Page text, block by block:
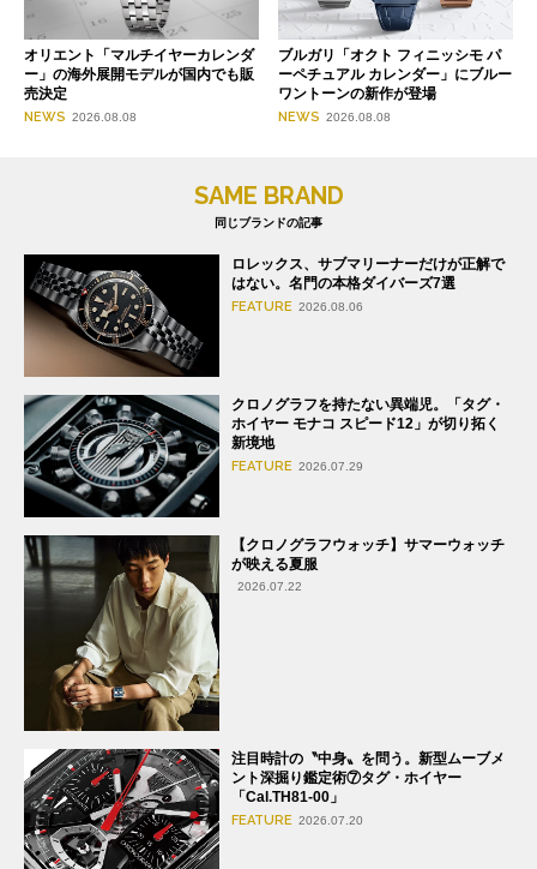
オリエント「マルチイヤーカレンダ
ー」の海外展開モデルが国内でも販
売決定
NEWS 2026.08.08
ブルガリ「オクト フィニッシモ パ
ーペチュアル カレンダー」にブルー
ワントーンの新作が登場
NEWS 2026.08.08
SAME BRAND
同じブランドの記事
ロレックス、サブマリーナーだけが正解で
はない。名門の本格ダイバーズ7選
FEATURE 2026.08.06
クロノグラフを持たない異端児。「タグ・
ホイヤー モナコ スピード12」が切り拓く
新境地
FEATURE 2026.07.29
【クロノグラフウォッチ】サマーウォッチ
が映える夏服
2026.07.22
注目時計の〝中身〟を問う。新型ムーブメ
ント深掘り鑑定術⑦タグ・ホイヤー
「Cal.TH81-00」
FEATURE 2026.07.20